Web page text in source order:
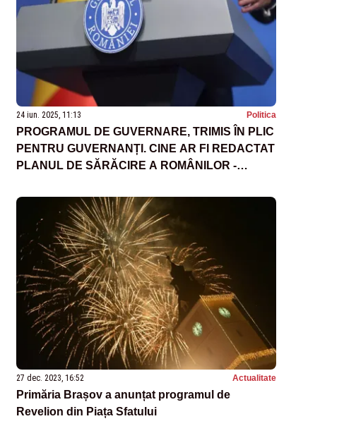
24 iun. 2025, 11:13 Politica
PROGRAMUL DE GUVERNARE, TRIMIS ÎN PLIC
PENTRU GUVERNANȚI. CINE AR FI REDACTAT
PLANUL DE SĂRĂCIRE A ROMÂNILOR -
27 dec. 2023, 16:52 Actualitate
Primăria Brașov a anunțat programul de
Revelion din Piața Sfatului